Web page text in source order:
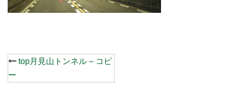
Post
navigation
top月見山トンネル – コピ
ー